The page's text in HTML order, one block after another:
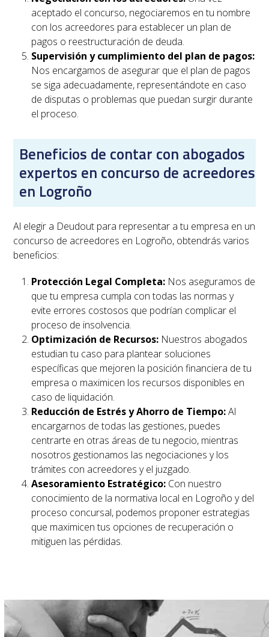
aceptado el concurso, negociaremos en tu nombre
con los acreedores para establecer un plan de
pagos o reestructuración de deuda.
Supervisión y cumplimiento del plan de pagos:
Nos encargamos de asegurar que el plan de pagos
se siga adecuadamente, representándote en caso
de disputas o problemas que puedan surgir durante
el proceso.
Beneficios de contar con abogados
expertos en concurso de acreedores
en Logroño
Al elegir a Deudout para representar a tu empresa en un
concurso de acreedores en Logroño, obtendrás varios
beneficios:
Protección Legal Completa: Nos aseguramos de
que tu empresa cumpla con todas las normas y
evite errores costosos que podrían complicar el
proceso de insolvencia.
Optimización de Recursos: Nuestros abogados
estudian tu caso para plantear soluciones
específicas que mejoren la posición financiera de tu
empresa o maximicen los recursos disponibles en
caso de liquidación.
Reducción de Estrés y Ahorro de Tiempo:Al
encargarnos de todas las gestiones, puedes
centrarte en otras áreas de tu negocio, mientras
nosotros gestionamos las negociaciones y los
trámites con acreedores y el juzgado.
Asesoramiento Estratégico: Con nuestro
conocimiento de la normativa local en Logroño y del
proceso concursal, podemos proponer estrategias
que maximicen tus opciones de recuperación o
mitiguen las pérdidas.